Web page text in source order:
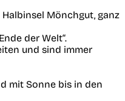
Mönchgut, ganz
der Welt“.
und sind immer
mit Sonne bis in den